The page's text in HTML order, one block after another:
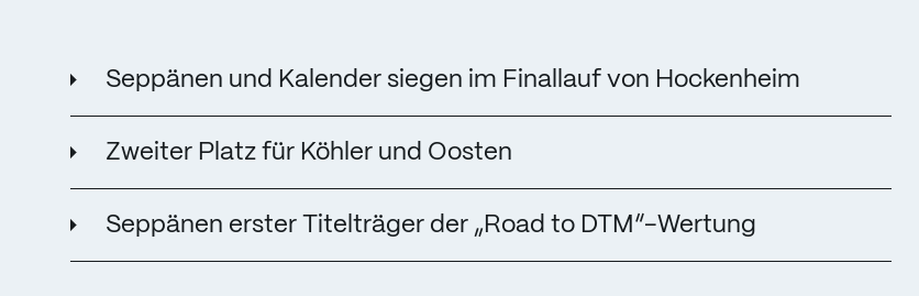
Seppänen und Kalender siegen im Finallauf von Hockenheim
Zweiter Platz für Köhler und Oosten
Seppänen erster Titelträger der „Road to DTM“-Wertung